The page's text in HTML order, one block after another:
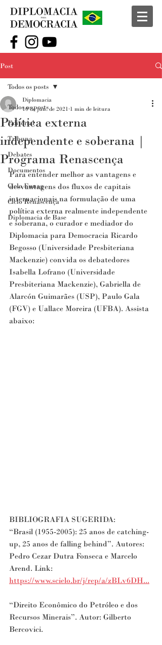
Post
Todos os posts
Editorial
Tribuna
Debates
Documentos
Ciclo Funag
Ciclo Renascença
Diplomacia de Base
Todos os posts
Política externa
independente e soberana |
Programa Renascença
Diplomacia
10 de jun. de 2021 1 min de leitura
Para entender melhor as vantagens e
desvantagens dos fluxos de capitais
internacionais na formulação de uma
política externa realmente independente
e soberana, o curador e mediador do
Diplomacia para Democracia Ricardo
Begosso (Universidade Presbiteriana
Mackenzie) convida os debatedores
Isabella Lofrano (Universidade
Presbiteriana Mackenzie), Gabriella de
Alarcón Guimarães (USP), Paulo Gala
(FGV) e Uallace Moreira (UFBA). Assista
abaixo:
BIBLIOGRAFIA SUGERIDA:
“Brasil (1955-2005): 25 anos de catching-
up, 25 anos de falling behind”. Autores:
Pedro Cezar Dutra Fonseca e Marcelo
Arend. Link:
https://www.scielo.br/j/rep/a/zBLv6DH...
“Direito Econômico do Petróleo e dos
Recursos Minerais”. Autor: Gilberto
Bercovici.